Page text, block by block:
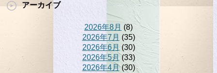
アーカイブ
2026年8月 (8)
2026年7月 (35)
2026年6月(30)
2026年5月(33)
2026年4月(30)